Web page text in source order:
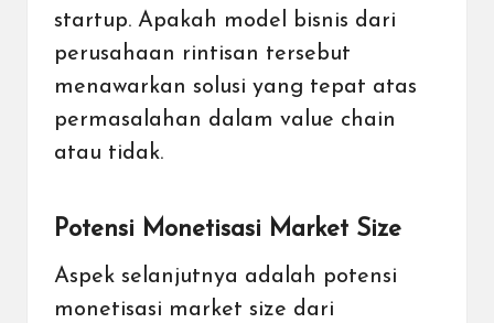
startup. Apakah model bisnis dari
perusahaan rintisan tersebut
menawarkan solusi yang tepat atas
permasalahan dalam value chain
atau tidak.
Potensi Monetisasi Market Size
Aspek selanjutnya adalah potensi
monetisasi market size dari